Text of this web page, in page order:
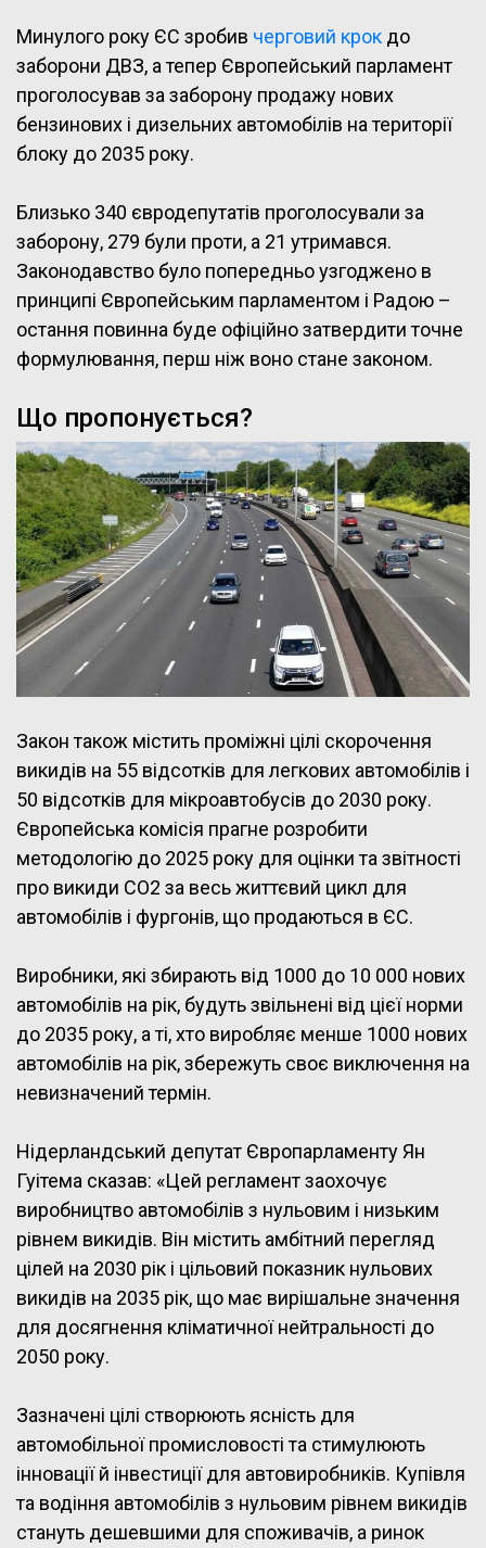
Минулого року ЄС зробив черговий крок до
заборони ДВЗ, а тепер Європейський парламент
проголосував за заборону продажу нових
бензинових і дизельних автомобілів на території
блоку до 2035 року.
Близько 340 євродепутатів проголосували за
заборону, 279 були проти, а 21 утримався.
Законодавство було попередньо узгоджено в
принципі Європейським парламентом і Радою –
остання повинна буде офіційно затвердити точне
формулювання, перш ніж воно стане законом.
Що пропонується?
Закон також містить проміжні цілі скорочення
викидів на 55 відсотків для легкових автомобілів і
50 відсотків для мікроавтобусів до 2030 року.
Європейська комісія прагне розробити
методологію до 2025 року для оцінки та звітності
про викиди CO2 за весь життєвий цикл для
автомобілів і фургонів, що продаються в ЄС.
Виробники, які збирають від 1000 до 10 000 нових
автомобілів на рік, будуть звільнені від цієї норми
до 2035 року, а ті, хто виробляє менше 1000 нових
автомобілів на рік, збережуть своє виключення на
невизначений термін.
Нідерландський депутат Європарламенту Ян
Гуітема сказав: «Цей регламент заохочує
виробництво автомобілів з нульовим і низьким
рівнем викидів. Він містить амбітний перегляд
цілей на 2030 рік і цільовий показник нульових
викидів на 2035 рік, що має вирішальне значення
для досягнення кліматичної нейтральності до
2050 року.
Зазначені цілі створюють ясність для
автомобільної промисловості та стимулюють
інновації й інвестиції для автовиробників. Купівля
та водіння автомобілів з нульовим рівнем викидів
стануть дешевшими для споживачів, а ринок